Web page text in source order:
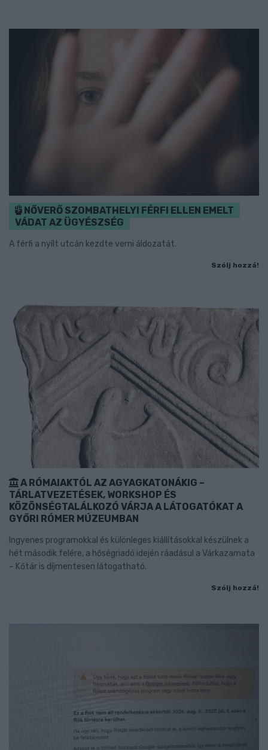
NŐVERŐ SZOMBATHELYI FÉRFI ELLEN EMELT
VÁDAT AZ ÜGYÉSZSÉG
A férfi a nyílt utcán kezdte verni áldozatát.
Szólj hozzá!
A RÓMAIAKTÓL AZ AGYAGKATONÁKIG –
TÁRLATVEZETÉSEK, WORKSHOP ÉS
KÖZÖNSÉGTALÁLKOZÓ VÁRJA A LÁTOGATÓKAT A
GYŐRI RÓMER MÚZEUMBAN
Ingyenes programokkal és különleges kiállításokkal készülnek a
hét második felére, a hőségriadó idején ráadásul a Várkazamata
– Kőtár is díjmentesen látogatható.
Szólj hozzá!